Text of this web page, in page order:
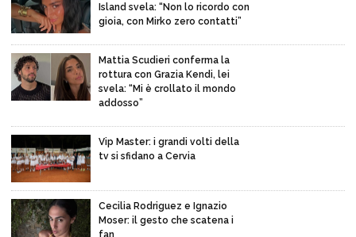
Island svela: “Non lo ricordo con
gioia, con Mirko zero contatti”
Mattia Scudieri conferma la
rottura con Grazia Kendi, lei
svela: “Mi è crollato il mondo
addosso”
Vip Master: i grandi volti della
tv si sfidano a Cervia
Cecilia Rodriguez e Ignazio
Moser: il gesto che scatena i